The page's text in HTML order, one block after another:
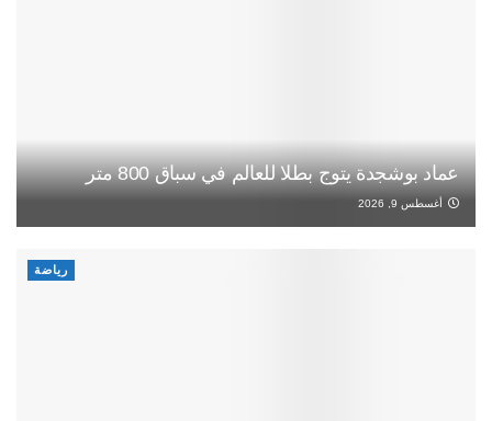
عماد بوشجدة يتوج بطلا للعالم في سباق 800 متر
أغسطس 9, 2026
رياضة